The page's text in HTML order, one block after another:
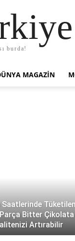
burda!
MAGAZİN
Bitter Çikolata
Artırabilir